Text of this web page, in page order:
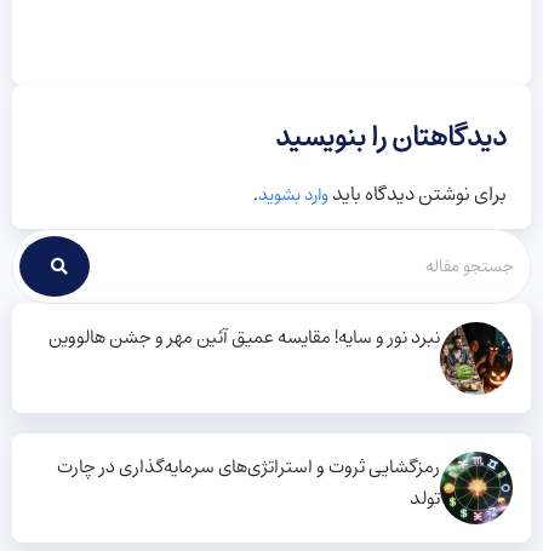
دیدگاهتان را بنویسید
برای نوشتن دیدگاه بایدوارد بشوید.
نبرد نور و سایه! مقایسه عمیق آئین مهر و جشن هالووین
رمزگشایی ثروت و استراتژی‌های سرمایه‌گذاری در چارت
تولد